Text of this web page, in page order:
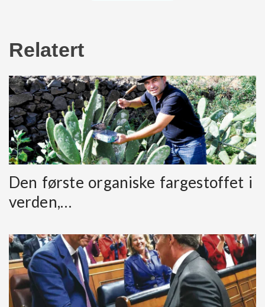
Relatert
Den første organiske fargestoffet i
verden,…